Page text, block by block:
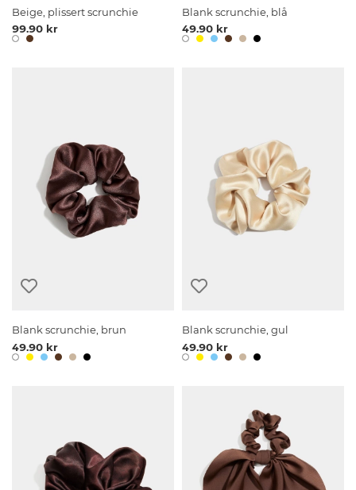
Beige, plissert scrunchie
99.90 kr
Blank scrunchie, blå
49.90 kr
Blank scrunchie, brun
49.90 kr
Blank scrunchie, gul
49.90 kr